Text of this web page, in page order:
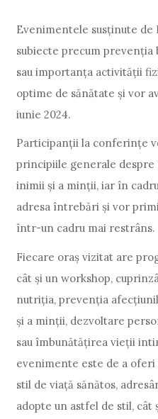
Evenimentele susținute
subiecte precum prevenția
sau importanța activității
optime de sănătate și vor
iunie 2024.
Participanții la conferințe
principiile generale
inimii și a minții, iar în
adresa întrebări și vor
într-un cadru mai restrâns.
Fiecare oraș vizitat are
cât și un workshop,
nutriția, prevenția
și a minții, dezvoltare
sau îmbunătățirea vieții
evenimente este de a
stil de viață sănătos,
adopte un astfel de stil,